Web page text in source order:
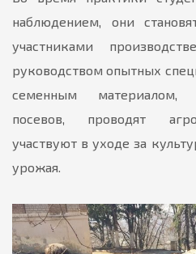
наблюдением, они
участниками
руководством опытных
семенным материалом,
посевов, проводят
участвуют в уходе за
урожая.